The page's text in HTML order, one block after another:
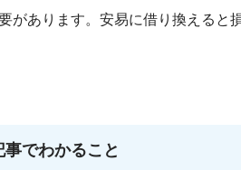
があります。安易に借り換えると
事でわかること